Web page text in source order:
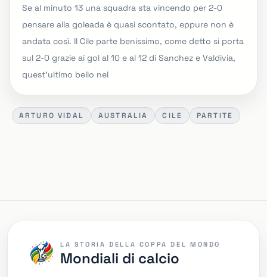
Se al minuto 13 una squadra sta vincendo per 2-0
pensare alla goleada è quasi scontato, eppure non è
andata così. Il Cile parte benissimo, come detto si porta
sul 2-0 grazie ai gol al 10 e al 12 di Sanchez e Valdivia,
quest'ultimo bello nel
ARTURO VIDAL AUSTRALIA CILE PARTITE
LA STORIA DELLA COPPA DEL MONDO
Mondiali di calcio